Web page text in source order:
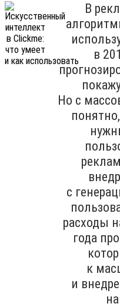
В
в
Но с
с
расходы
года
к
и